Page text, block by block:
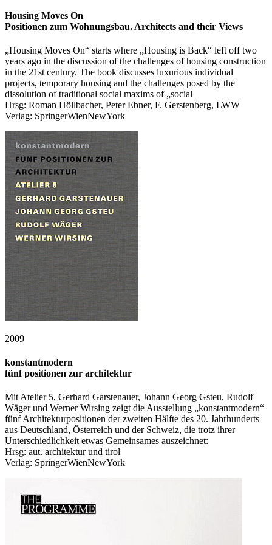
Housing Moves On
Positionen zum Wohnungsbau. Architects and their Views
„Housing Moves On“ starts where „Housing is Back“ left off two
years ago in the discussion of the challenges of housing construction
in the 21st century. The book discusses luxurious individual
projects, temporary housing and the challenges posed by the
dissolution of traditional social maxims of „social
Hrsg: Roman Höllbacher, Peter Ebner, F. Gerstenberg, LWW
Verlag: SpringerWienNewYork
2009
konstantmodern
fünf positionen zur architektur
Mit Atelier 5, Gerhard Garstenauer, Johann Georg Gsteu, Rudolf
Wäger und Werner Wirsing zeigt die Ausstellung „konstantmodern“
fünf Architekturpositionen der zweiten Hälfte des 20. Jahrhunderts
aus Deutschland, Österreich und der Schweiz, die trotz ihrer
Unterschiedlichkeit etwas Gemeinsames auszeichnet:
Hrsg: aut. architektur und tirol
Verlag: SpringerWienNewYork